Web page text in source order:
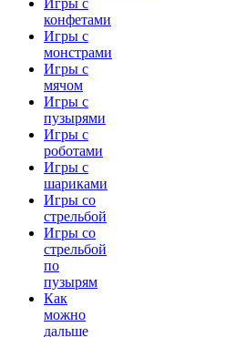
Игры с
конфетами
Игры с
монстрами
Игры с
мячом
Игры с
пузырями
Игры с
роботами
Игры с
шариками
Игры со
стрельбой
Игры со
стрельбой
по
пузырям
Как
можно
дальше